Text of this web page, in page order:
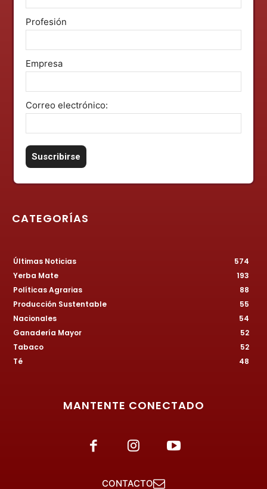
Profesión
Empresa
Correo electrónico:
CATEGORÍAS
Últimas Noticias
574
Yerba Mate
193
Políticas Agrarias
88
Producción Sustentable
55
Nacionales
54
Ganadería Mayor
52
Tabaco
52
Té
48
MANTENTE CONECTADO
CONTACTO